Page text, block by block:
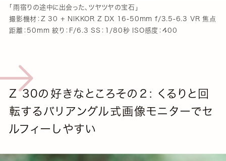
「雨宿りの途中に出会った、ツヤツヤの宝石」
撮影機材：Z 30 + NIKKOR Z DX 16-50mm f/3.5-6.3 VR 焦点
距離：50mm 絞り：F/6.3 SS：1/80秒 ISO感度：400
Z 30の好きなところその２: くるりと回
転するバリアングル式画像モニターでセ
ルフィーしやすい